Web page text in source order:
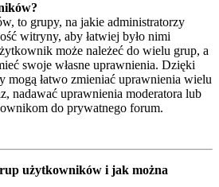
to grupy, na jakie administratorzy
witryny, aby łatwiej było nimi
może należeć do wielu grup, a
swoje własne uprawnienia. Dzięki
mogą łatwo zmieniać uprawnienia wielu
nadawać uprawnienia moderatora lub
do prywatnego forum.
użytkowników i jak można